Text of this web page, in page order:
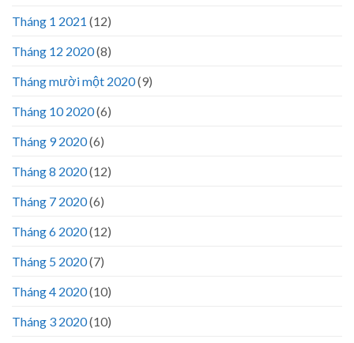
Tháng 1 2021 (12)
Tháng 12 2020(8)
Tháng mười một 2020(9)
Tháng 10 2020(6)
Tháng 9 2020(6)
Tháng 8 2020(12)
Tháng 7 2020(6)
Tháng 6 2020(12)
Tháng 5 2020(7)
Tháng 4 2020(10)
Tháng 3 2020(10)